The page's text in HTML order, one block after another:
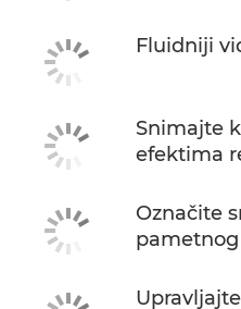
Fluidniji
Snimajte
efektima
Označite